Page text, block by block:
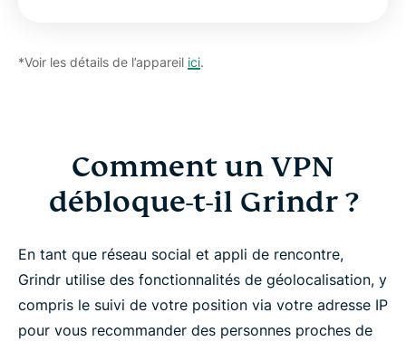
*Voir les détails de l’appareil ici.
Comment un VPN
débloque-t-il Grindr ?
En tant que réseau social et appli de rencontre,
Grindr utilise des fonctionnalités de géolocalisation, y
compris le suivi de votre position via votre adresse IP
pour vous recommander des personnes proches de